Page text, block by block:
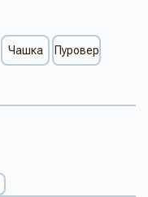
Чашка Пуровер